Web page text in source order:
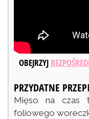
OBEJRZYJ
PRZYDATNE
Mięso na czas
foliowego